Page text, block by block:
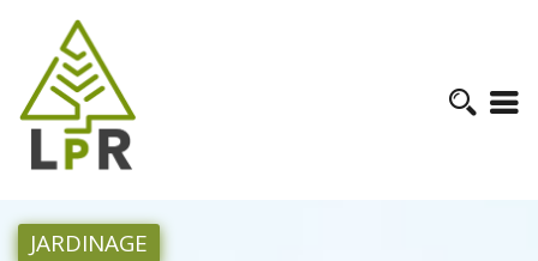
JARDINAGE